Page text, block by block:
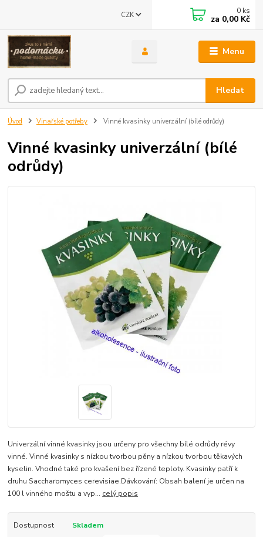
Menu
CZK
Hledat
0 ks
za 0,00 Kč
Úvod Vinařské potřeby Vinné kvasinky univerzální (bílé odrůdy)
Vinné kvasinky univerzální (bílé
odrůdy)
Univerzální vinné kvasinky jsou určeny pro všechny bílé odrůdy révy
vinné. Vinné kvasinky s nízkou tvorbou pěny a nízkou tvorbou těkavých
kyselin. Vhodné také pro kvašení bez řízené teploty. Kvasinky patří k
druhu Saccharomyces cerevisiae.Dávkování: Obsah balení je určen na
100 l vinného moštu a vyp... celý popis
Dostupnost Skladem